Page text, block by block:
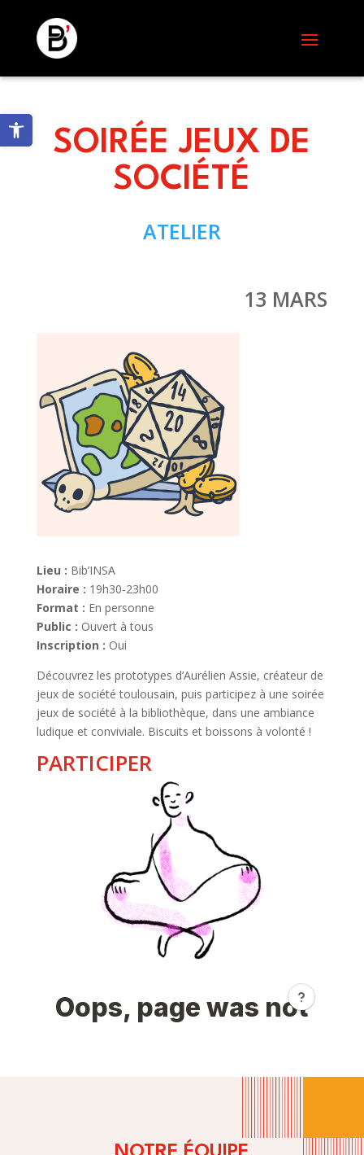
content
Ouvrir la barre d’outils
SOIRÉE JEUX DE
SOCIÉTÉ
ATELIER
13 MARS
Lieu : Bib’INSA
Horaire : 19h30-23h00
Format : En personne
Public : Ouvert à tous
Inscription : Oui
Découvrez les prototypes d’Aurélien Assie, créateur de
jeux de société toulousain, puis participez à une soirée
jeux de société à la bibliothèque, dans une ambiance
ludique et conviviale. Biscuits et boissons à volonté !
PARTICIPER